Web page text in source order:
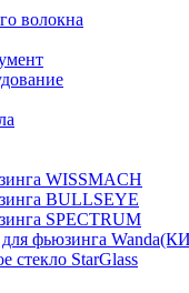
волокна
WISSMACH
BULLSEYE
SPECTRUM
для фьюзинга
стекло StarGlass